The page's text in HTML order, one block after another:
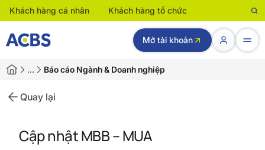
Khách hàng cá nhân Khách hàng tổ chức
Mở tài khoản
… Báo cáo Ngành & Doanh nghiệp
Quay lại
Cập nhật MBB – MUA